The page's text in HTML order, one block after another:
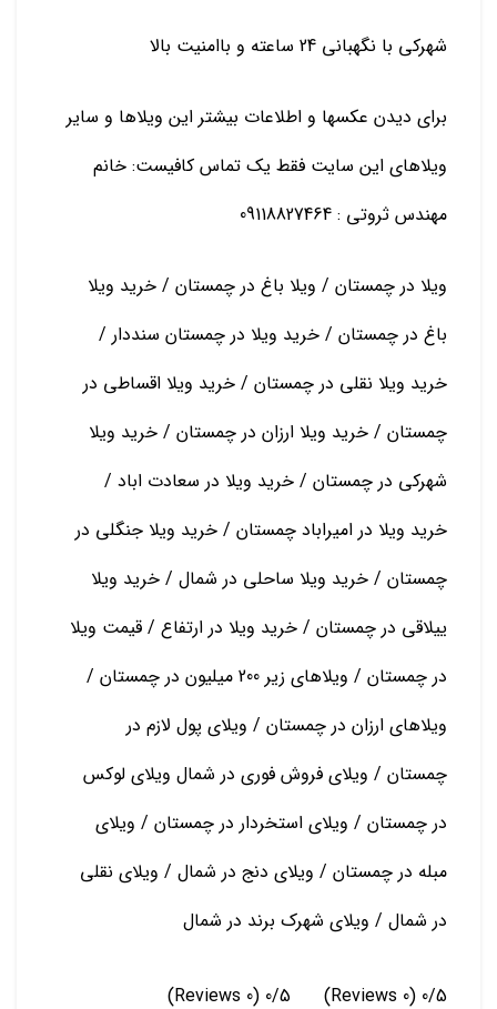
شهرکی با نگهبانی 24 ساعته و باامنیت بالا
برای دیدن عکسها و اطلاعات بیشتر این ویلاها و سایر
ویلاهای این سایت فقط یک تماس کافیست: خانم
مهندس ثروتی : 09118827464
ویلا در چمستان / ویلا باغ در چمستان / خرید ویلا
باغ در چمستان / خرید ویلا در چمستان سنددار /
خرید ویلا نقلی در چمستان / خرید ویلا اقساطی در
چمستان / خرید ویلا ارزان در چمستان / خرید ویلا
شهرکی در چمستان / خرید ویلا در سعادت اباد /
خرید ویلا در امیراباد چمستان / خرید ویلا جنگلی در
چمستان / خرید ویلا ساحلی در شمال / خرید ویلا
ییلاقی در چمستان / خرید ویلا در ارتفاع / قیمت ویلا
در چمستان / ویلاهای زیر 200 میلیون در چمستان /
ویلاهای ارزان در چمستان / ویلای پول لازم در
چمستان / ویلای فروش فوری در شمال ویلای لوکس
در چمستان / ویلای استخردار در چمستان / ویلای
مبله در چمستان / ویلای دنج در شمال / ویلای نقلی
در شمال / ویلای شهرک برند در شمال
0/5
(0 Reviews)
0/5
(0 Reviews)